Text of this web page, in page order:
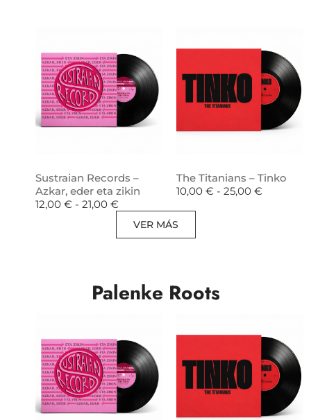
Sustraian Records –
Azkar, eder eta zikin
12,00 € - 21,00 €
The Titanians – Tinko
10,00 € - 25,00 €
VER MÁS
Palenke Roots